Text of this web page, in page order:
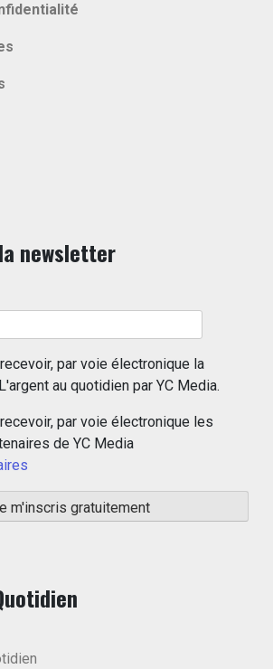
newsletter
par voie électronique la
au quotidien par YC Media.
par voie électronique les
de YC Media